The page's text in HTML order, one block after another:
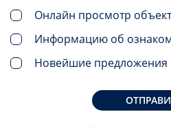
Онлайн просмотр
Информацию об
Новейшие предложения